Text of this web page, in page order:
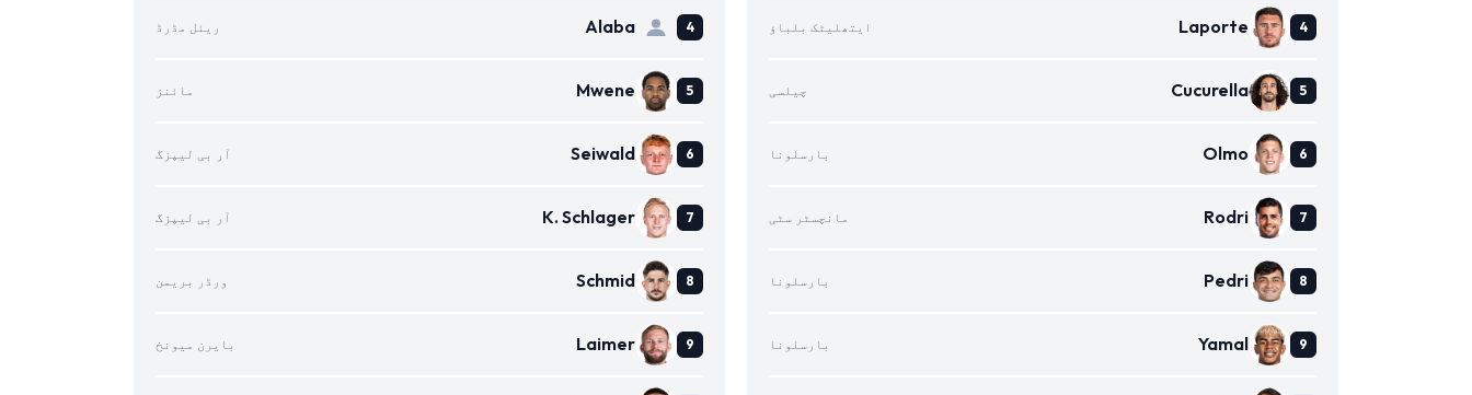
Laporte ایتھلیٹک بلباؤ
Cucurella چیلسی
Olmo بارسلونا
Rodri مانچسٹر سٹی
Pedri بارسلونا
Yamal بارسلونا
Alaba ریئل مڈرڈ
Mwene مائنز
Seiwald آر بی لیپزگ
K. Schlager آر بی لیپزگ
Schmid ورڈر بریمن
Laimer بایرن میونخ